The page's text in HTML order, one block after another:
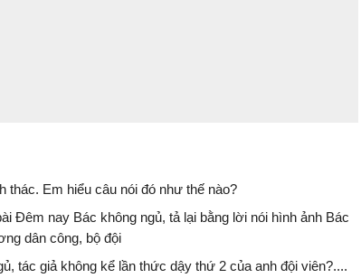
thác. Em hiểu câu nói đó như thế nào?
Đêm nay Bác không ngủ, tả lại bằng lời nói hình ảnh Bác
dân công, bộ đội
tác giả không kể lần thức dậy thứ 2 của anh đội viên?....